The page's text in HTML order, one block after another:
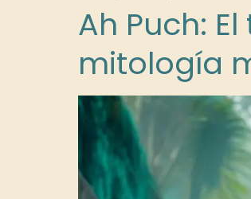
Ah Puch:
mitología